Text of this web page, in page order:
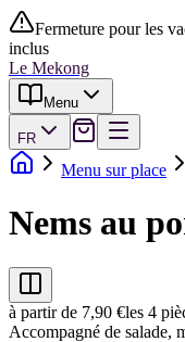
Fermeture pour les
inclus
Le Mekong
Menu
FR
Menu sur place
Nems au
à partir de 7,90 €les 4
Accompagné de salade,